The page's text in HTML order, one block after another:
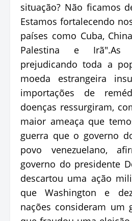
situação? Não ficamos
Estamos fortalecendo
países como Cuba,
Palestina e Irã".As
prejudicando toda a
moeda estrangeira
importações de
doenças ressurgiram,
maior ameaça que
guerra que o governo
povo venezuelano,
governo do presidente
descartou uma ação
que Washington e
nações consideram um